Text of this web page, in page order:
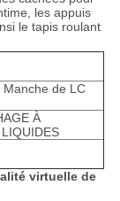
les appuis
le tapis roulant
Manche de LC
À
virtuelle de